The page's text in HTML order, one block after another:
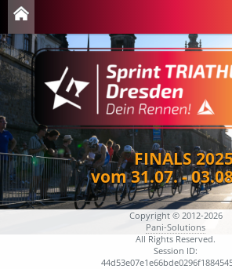
FINALS
vom 31.07. -
Copyright © 2012-2026
Pani-Solutions
All Rights Reserved.
Session ID: